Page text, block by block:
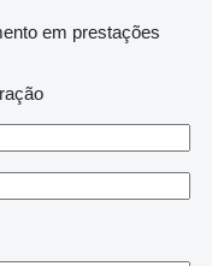
em prestações